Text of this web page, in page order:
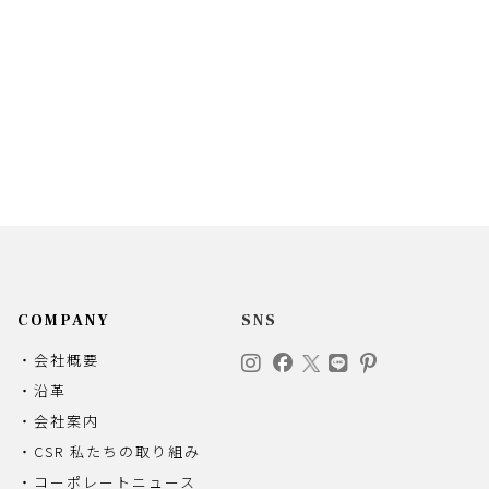
COMPANY
・会社概要
・沿革
・会社案内
・CSR 私たちの取り組み
・コーポレートニュース
SNS